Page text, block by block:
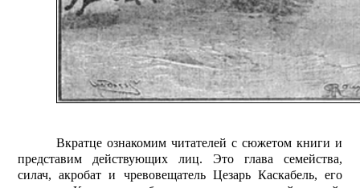
Вкратце ознакомим читателей с сюжетом книги и
представим действующих лиц. Это глава семейства,
силач, акробат и чревовещатель Цезарь Каскабель, его